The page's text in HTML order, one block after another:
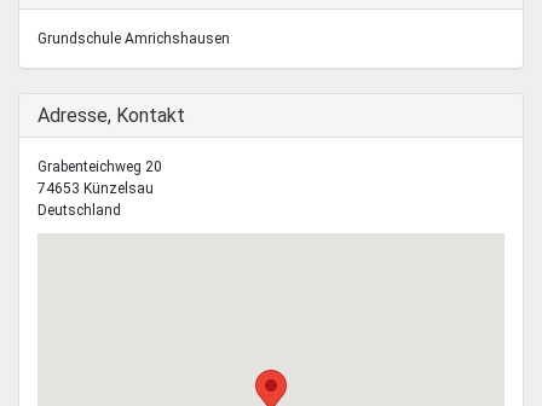
Schule & Beruf
Grundschule Amrichshausen
Ausblenden
Adresse, Kontakt
Grabenteichweg 20
74653 Künzelsau
Deutschland